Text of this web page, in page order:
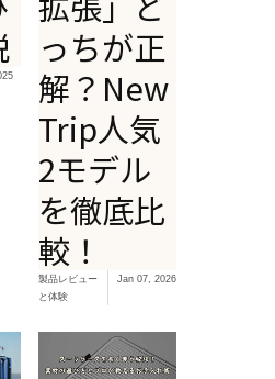
っちが正
解？New
Trip人気
2モデル
を徹底比
較！
製品レビュー
と体験
Jan 07, 2026